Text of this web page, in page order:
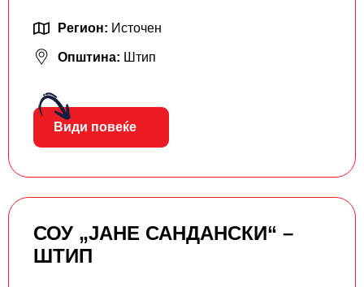
Регион: Источен
Општина: Штип
Види повеќе
СОУ „ЈАНЕ САНДАНСКИ“ –
ШТИП